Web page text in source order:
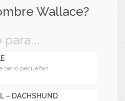
Wallace?
perro pequeñas
– DACHSHUND